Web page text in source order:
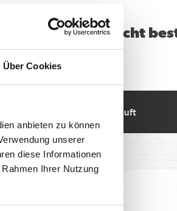
Über Cookies
anbieten zu können
unserer
diese Informationen
Ihrer Nutzung
12% vol. Alkohol
9,99 €
Chianti derzeit nicht
geringfügig variieren.